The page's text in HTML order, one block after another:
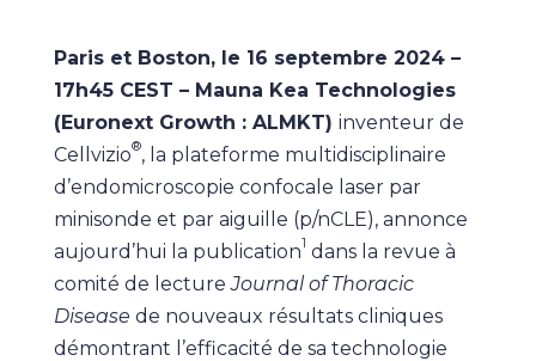
Paris et Boston, le 16 septembre 2024 –
17h45 CEST – Mauna Kea Technologies
(Euronext Growth : ALMKT) inventeur de
Cellvizio®, la plateforme multidisciplinaire
d’endomicroscopie confocale laser par
minisonde et par aiguille (p/nCLE), annonce
aujourd’hui la publication1 dans la revue à
comité de lectureJournal of Thoracic
Disease de nouveaux résultats cliniques
démontrant l’efficacité de sa technologie